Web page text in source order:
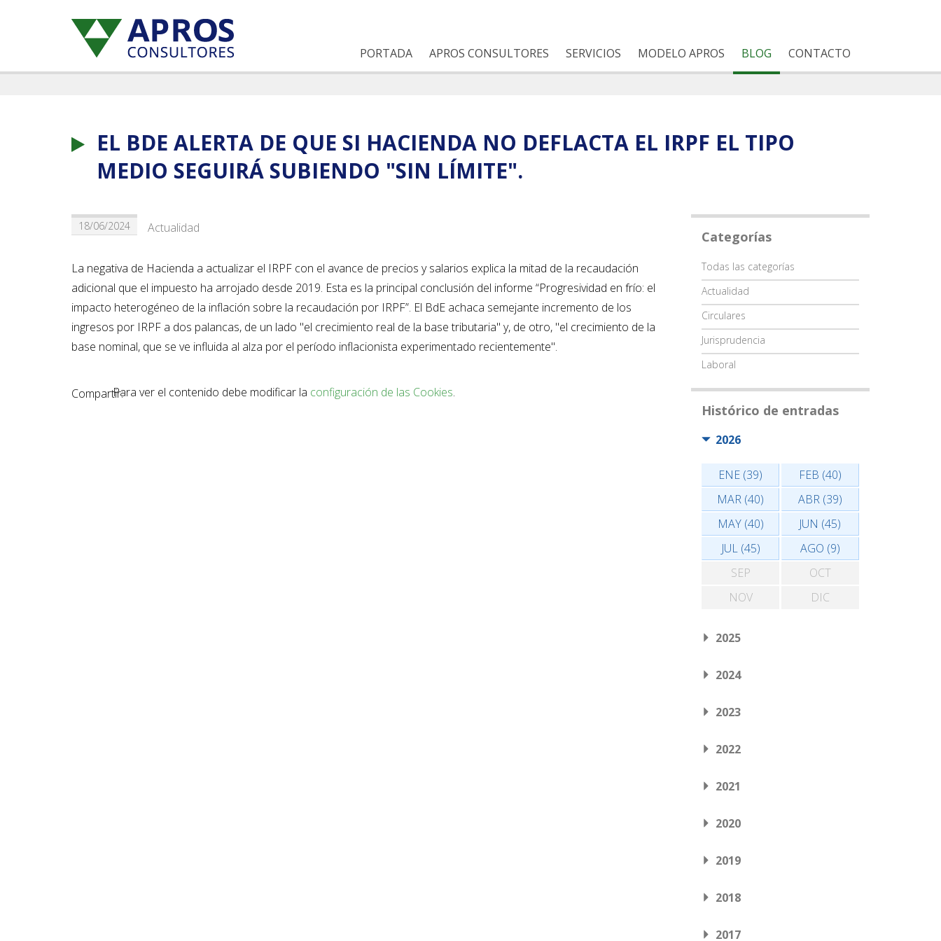
PORTADA APROS CONSULTORES SERVICIOS MODELO APROS BLOG CONTACTO
EL BDE ALERTA DE QUE SI HACIENDA NO DEFLACTA EL IRPF EL TIPO
MEDIO SEGUIRÁ SUBIENDO "SIN LÍMITE".
18/06/2024 Actualidad
La negativa de Hacienda a actualizar el IRPF con el avance de precios y salarios explica la mitad de la recaudación
adicional que el impuesto ha arrojado desde 2019. Esta es la principal conclusión del informe “Progresividad en frío: el
impacto heterogéneo de la inflación sobre la recaudación por IRPF”. El BdE achaca semejante incremento de los
ingresos por IRPF a dos palancas, de un lado "el crecimiento real de la base tributaria" y, de otro, "el crecimiento de la
base nominal, que se ve influida al alza por el período inflacionista experimentado recientemente".
Compartir:Para ver el contenido debe modificar la configuración de las Cookies.
Categorías
Categoría
Todas las categorías
Actualidad
Circulares
Jurisprudencia
Laboral
Histórico de entradas
2026
ENE (39)
FEB (40)
MAR (40)
ABR (39)
MAY (40)
JUN (45)
JUL (45)
AGO (9)
SEP
OCT
NOV
DIC
2025
2024
2023
2022
2021
2020
2019
2018
2017